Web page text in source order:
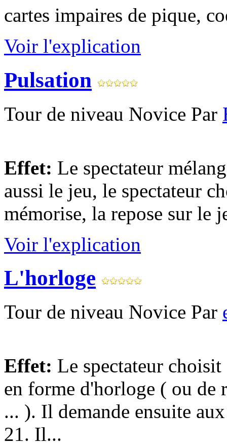
cartes impaires de pique,
Voir l'explication
Pulsation
Tour de niveau Novice Par
Effet: Le spectateur
aussi le jeu, le spectateur
mémorise, la repose sur le
Voir l'explication
L'horloge
Tour de niveau Novice Par
Effet: Le spectateur
en forme d'horloge ( ou de
... ). Il demande ensuite
21. Il...